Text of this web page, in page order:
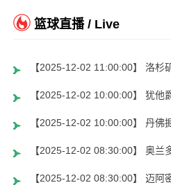
篮球直播 / Live
【2025-12-02 11:00:00】 洛杉
【2025-12-02 10:00:00】 犹他
【2025-12-02 10:00:00】 丹佛
【2025-12-02 08:30:00】 奥兰
【2025-12-02 08:30:00】 迈阿